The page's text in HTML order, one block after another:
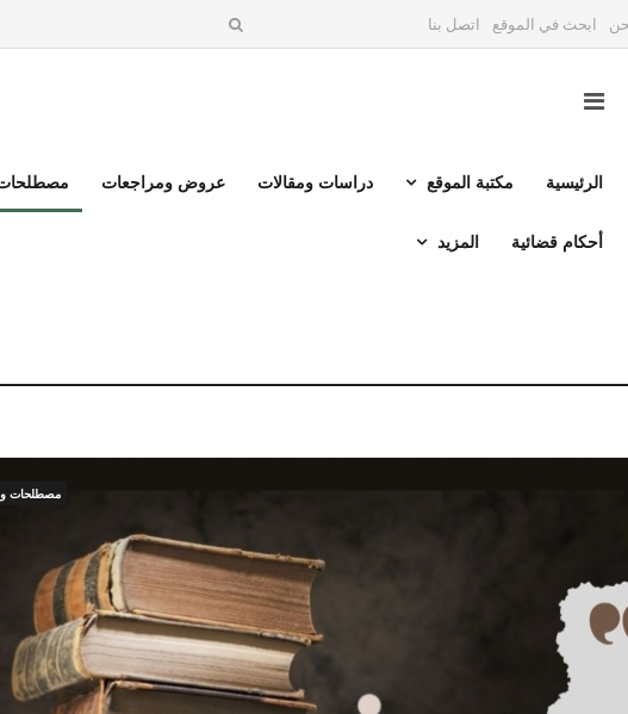
ابحث في الموقع اتصل بنا
الرئيسية مكتبة الموقع دراسات ومقالات عروض ومراجعات
أحكام قضائية المزيد
مصطلحات